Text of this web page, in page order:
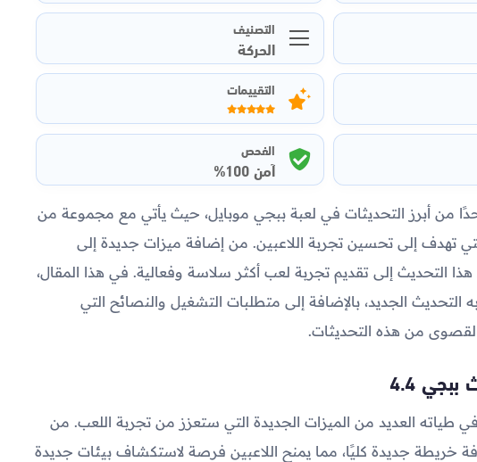
التصنيف
الحركة
التقييمات
الفحص
آمن 100%
4.4 يعد واحدًا من أبرز التحديثات في لعبة ببجي موبايل، حيث يأتي مع مجموعة من
تهدف إلى تحسين تجربة اللاعبين. من إضافة ميزات جديدة إلى
التحديث إلى تقديم تجربة لعب أكثر سلاسة وفعالية. في هذا المقال،
الجديد، بالإضافة إلى متطلبات التشغيل والنصائح التي
من هذه التحديثات.
4.4
4.4 يحمل في طياته العديد من الميزات الجديدة التي ستعزز من تجربة اللعب. من
خريطة جديدة كليًا، مما يمنح اللاعبين فرصة لاستكشاف بيئات جديدة